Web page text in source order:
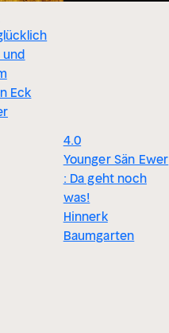
Eck
4.0
Younger Sän Ewer
: Da geht noch
was!
Hinnerk
Baumgarten